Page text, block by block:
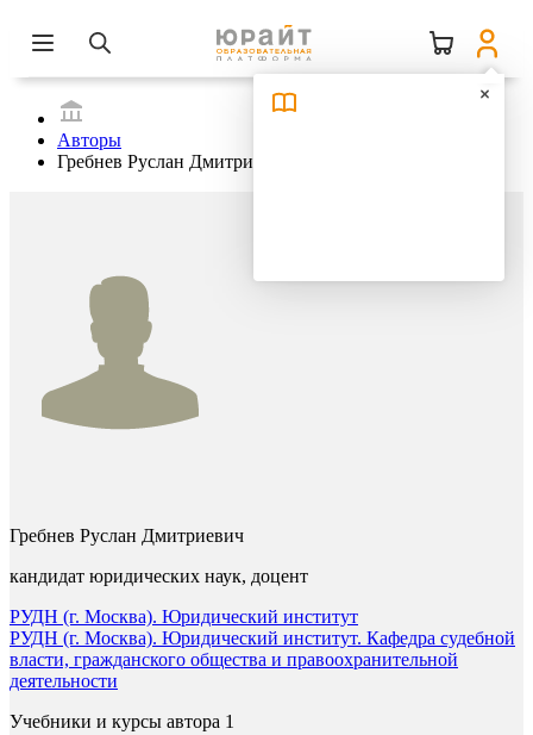
Авторы
Гребнев Руслан Дмитриевич
Гребнев Руслан Дмитриевич
кандидат юридических наук, доцент
РУДН (г. Москва). Юридический институт
РУДН (г. Москва). Юридический институт. Кафедра судебной
власти, гражданского общества и правоохранительной
деятельности
Учебники и курсы автора 1